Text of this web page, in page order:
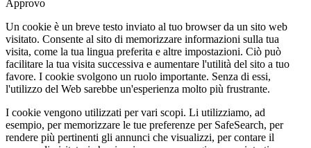
Approvo
Un cookie è un breve testo inviato al tuo browser da un sito web
visitato. Consente al sito di memorizzare informazioni sulla tua
visita, come la tua lingua preferita e altre impostazioni. Ciò può
facilitare la tua visita successiva e aumentare l'utilità del sito a tuo
favore. I cookie svolgono un ruolo importante. Senza di essi,
l'utilizzo del Web sarebbe un'esperienza molto più frustrante.
I cookie vengono utilizzati per vari scopi. Li utilizziamo, ad
esempio, per memorizzare le tue preferenze per SafeSearch, per
rendere più pertinenti gli annunci che visualizzi, per contare il